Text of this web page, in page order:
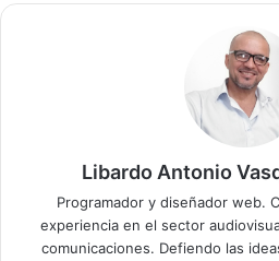
Libardo Antonio
Programador y diseñador web.
experiencia en el sector
comunicaciones. Defiendo las